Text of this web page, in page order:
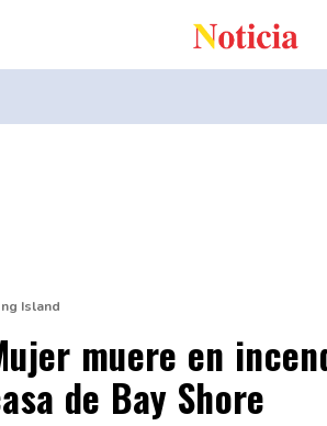
Island
muere en
de Bay Shore